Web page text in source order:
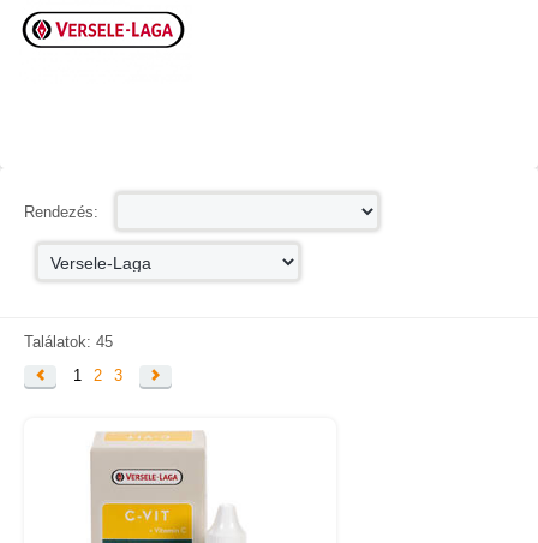
CÉGINFORMÁCIÓK
ÜZLETÜNK
Rendezés:
Találatok: 45
1
2 3